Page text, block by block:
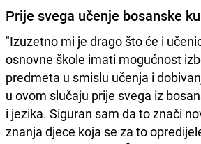
Prije svega učenje bosanske
"Izuzetno mi je drago što će i
osnovne škole imati mogućnost
predmeta u smislu učenja i
u ovom slučaju prije svega iz
i jezika. Siguran sam da to znači
znanja djece koja se za to